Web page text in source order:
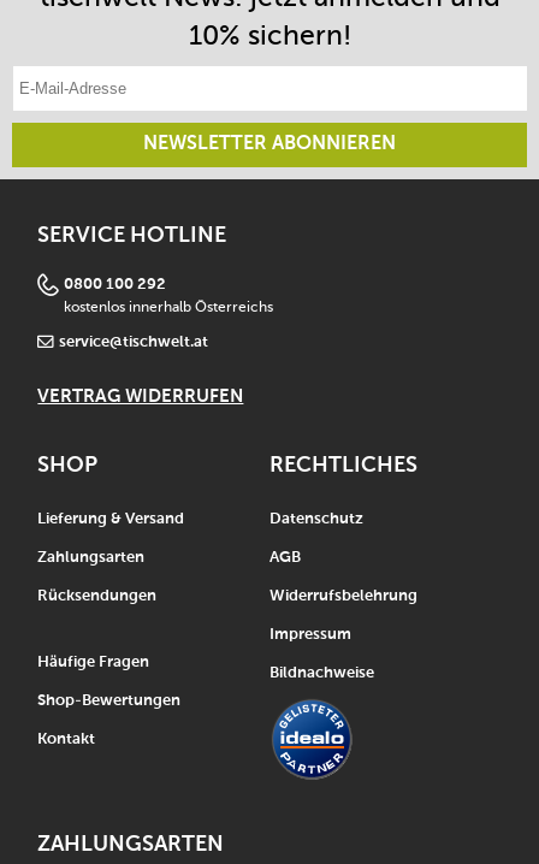
10% sichern!
E-Mail-Adresse eintragen
NEWSLETTER ABONNIEREN
SERVICE HOTLINE
0800 100 292
kostenlos innerhalb Österreichs
service@tischwelt.at
VERTRAG WIDERRUFEN
SHOP
Lieferung & Versand
Zahlungsarten
Rücksendungen
Häufige Fragen
Shop-Bewertungen
Kontakt
RECHTLICHES
Datenschutz
AGB
Widerrufsbelehrung
Impressum
Bildnachweise
ZAHLUNGSARTEN